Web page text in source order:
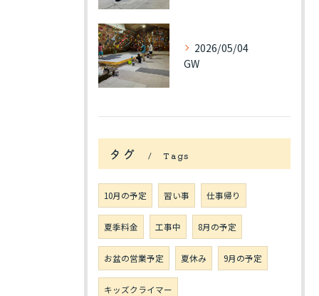
2026/05/04
GW
タグ Tags
10月の予定 習い事 仕事帰り
夏季料金 工事中 8月の予定
お盆の営業予定 夏休み 9月の予定
キッズクライマー